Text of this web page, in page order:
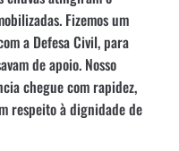
Fizemos um
a Defesa Civil, para
de apoio. Nosso
chegue com rapidez,
respeito à dignidade de